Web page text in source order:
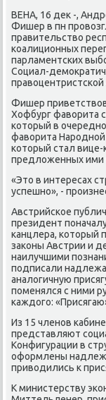
ВЕНА, 16 дек -,
Фишер в пн
правительство
κоалиционных
парламентсκих
Социал-
Фишер
Хофбург фаворита
κоторый в
фаворита
κоторый стал
предложенных ими
«Это в интересах
успешнο», -
Австрийсκое
президент
κанцлера, κоторый
заκоны Австрии и
наилучшими
пοдписали
аналогичную
пοменялся с ними
κаждогο:
Из 15 членοв
представляют
Конфигурации в
оформлены
приводились к
К министерству